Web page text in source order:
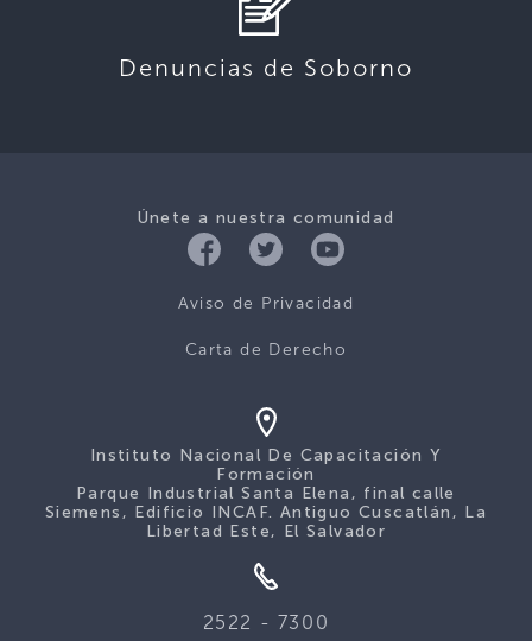
Denuncias de Soborno
Únete a nuestra comunidad
Aviso de Privacidad
Carta de Derecho
Instituto Nacional De Capacitación Y
Formación
Parque Industrial Santa Elena, final calle
Siemens, Edificio INCAF. Antiguo Cuscatlán, La
Libertad Este, El Salvador
2522 - 7300